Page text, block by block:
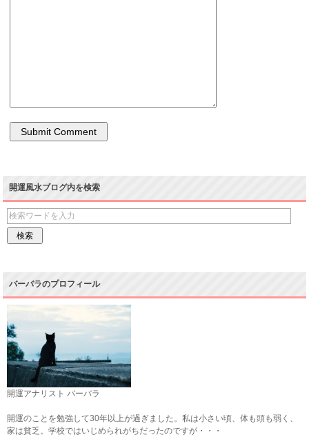
開運風水ブログ内を検索
バーバラのプロフィール
開運アナリスト バーバラ
開運のことを勉強して30年以上が過ぎました。私は小さい頃、体も頭も弱く、
家は貧乏。学校ではいじめられがちだったのですが・・・